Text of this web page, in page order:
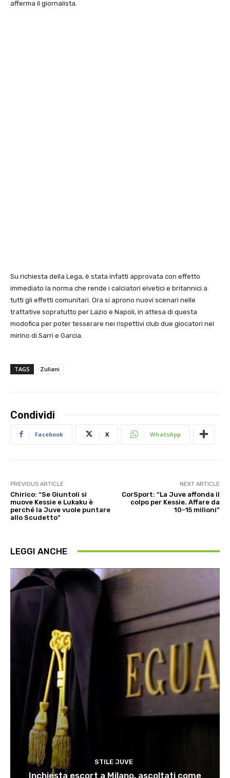
afferma il giornalista.
Su richiesta della Lega, è stata infatti approvata con effetto
immediato la norma che rende i calciatori elvetici e britannici a
tutti gli effetti comunitari. Ora si aprono nuovi scenari nelle
trattative sopratutto per Lazio e Napoli, in attesa di questa
modofica per poter tesserare nei rispettivi club due giocatori nel
mirino di Sarri e Garcia.
TAGS Zuliani
Condividi
Facebook X WhatsApp
PREVIOUS ARTICLE
Chirico: “Se Giuntoli si
muove Kessie e Lukaku è
perché la Juve vuole puntare
allo Scudetto”
NEXT ARTICLE
CorSport: “La Juve affonda il
colpo per Kessie. Affare da
10-15 milioni”
LEGGI ANCHE
STILE JUVE
Inchiesta escort a Milano, ascoltati come